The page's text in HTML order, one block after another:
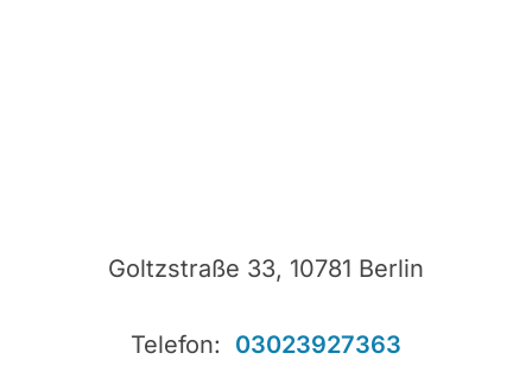
Goltzstraße 33, 10781 Berlin
Telefon: 03023927363